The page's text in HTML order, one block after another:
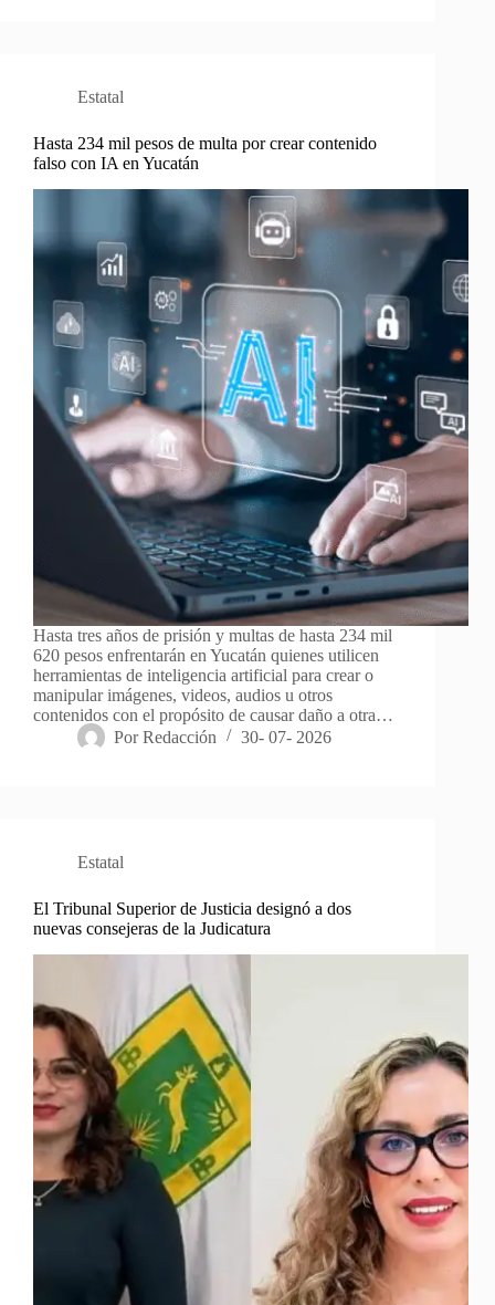
Estatal
Hasta 234 mil pesos de multa por crear contenido
falso con IA en Yucatán
Hasta tres años de prisión y multas de hasta 234 mil
620 pesos enfrentarán en Yucatán quienes utilicen
herramientas de inteligencia artificial para crear o
manipular imágenes, videos, audios u otros
contenidos con el propósito de causar daño a otra…
Por Redacción 30- 07- 2026
Estatal
El Tribunal Superior de Justicia designó a dos
nuevas consejeras de la Judicatura